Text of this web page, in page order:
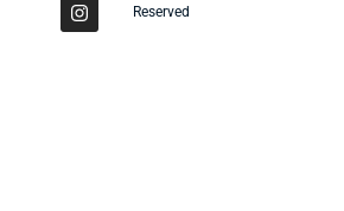
Reserved